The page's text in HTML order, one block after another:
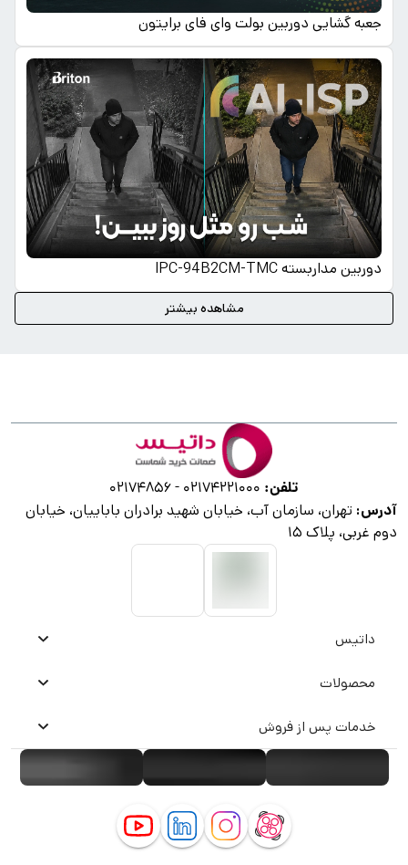
جعبه گشایی دوربین بولت وای فای برایتون
دوربین مداربسته IPC-94B2CM-TMC
مشاهده بیشتر
تلفن: 02174221000
-
02174856
آدرس: تهران، سازمان آب، خیابان شهید برادران باباییان، خیابان
دوم غربی، پلاک ۱۵
داتیس
محصولات
خدمات پس از فروش